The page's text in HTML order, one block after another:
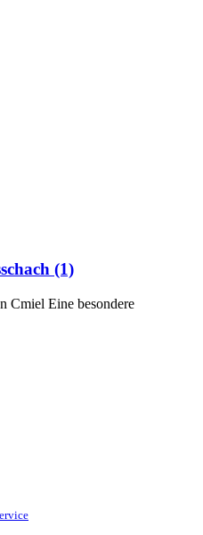
(1)
Cmiel Eine besondere